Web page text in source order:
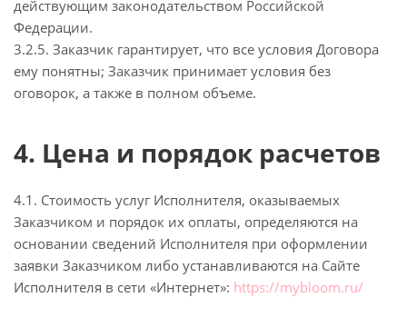
действующим законодательством Российской
Федерации.
3.2.5. Заказчик гарантирует, что все условия Договора
ему понятны; Заказчик принимает условия без
оговорок, а также в полном объеме.
4. Цена и порядок расчетов
4.1. Стоимость услуг Исполнителя, оказываемых
Заказчиком и порядок их оплаты, определяются на
основании сведений Исполнителя при оформлении
заявки Заказчиком либо устанавливаются на Сайте
Исполнителя в сети «Интернет»: https://mybloom.ru/